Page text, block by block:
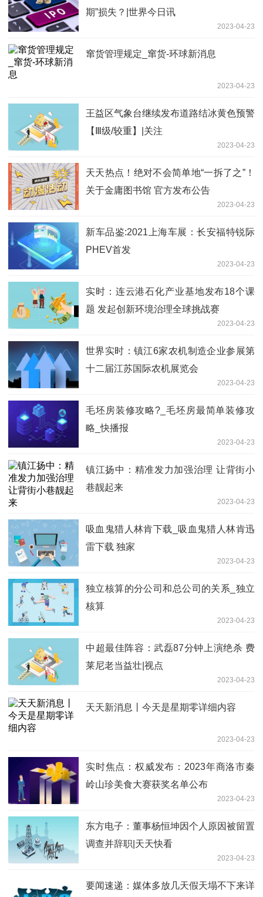
期”损失？|世界今日讯
2023-04-23
窜货管理规定_窜货-环球新消息
2023-04-23
王益区气象台继续发布道路结冰黄色预警
【Ⅲ级/较重】|关注
2023-04-23
天天热点！绝对不会简单地“一拆了之”！
关于金庸图书馆 官方发布公告
2023-04-23
新车品鉴:2021上海车展：长安福特锐际
PHEV首发
2023-04-23
实时：连云港石化产业基地发布18个课
题 发起创新环境治理全球挑战赛
2023-04-23
世界实时：镇江6家农机制造企业参展第
十二届江苏国际农机展览会
2023-04-23
毛坯房装修攻略?_毛坯房最简单装修攻
略_快播报
2023-04-23
镇江扬中：精准发力加强治理 让背街小
巷靓起来
2023-04-23
吸血鬼猎人林肯下载_吸血鬼猎人林肯迅
雷下载 独家
2023-04-23
独立核算的分公司和总公司的关系_独立
核算
2023-04-23
中超最佳阵容：武磊87分钟上演绝杀 费
莱尼老当益壮|视点
2023-04-23
天天新消息丨今天是星期零详细内容
2023-04-23
实时焦点：权威发布：2023年商洛市秦
岭山珍美食大赛获奖名单公布
2023-04-23
东方电子：董事杨恒坤因个人原因被留置
调查并辞职|天天快看
2023-04-23
要闻速递：媒体多放几天假天塌不下来详